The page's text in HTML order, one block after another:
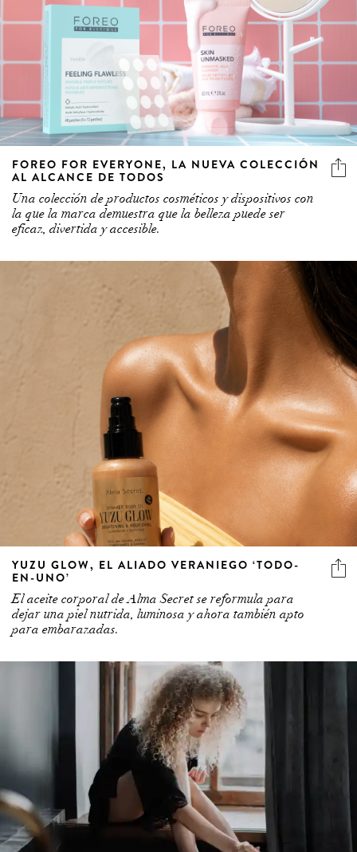
FOREO FOR EVERYONE, LA NUEVA COLECCIÓN
AL ALCANCE DE TODOS
Una colección de productos cosméticos y dispositivos con
la que la marca demuestra que la belleza puede ser
eficaz, divertida y accesible.
YUZU GLOW, EL ALIADO VERANIEGO ‘TODO-
EN-UNO’
El aceite corporal de Alma Secret se reformula para
dejar una piel nutrida, luminosa y ahora también apto
para embarazadas.